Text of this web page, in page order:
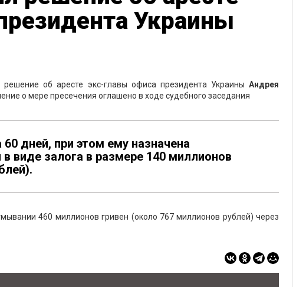
Украины
об аресте экс-главы офиса президента УкраиныАндрея
о мере пресечения оглашено в ходе судебного заседания
дней, при этом ему назначена
виде залога в размере 140 миллионов
460 миллионов гривен (около 767 миллионов рублей) через